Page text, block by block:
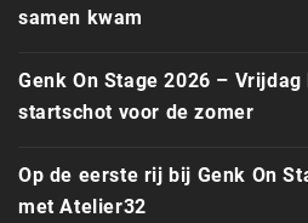
samen kwam
Genk On Stage 2026 –
startschot voor de zomer
Op de eerste rij bij Genk On
met Atelier32